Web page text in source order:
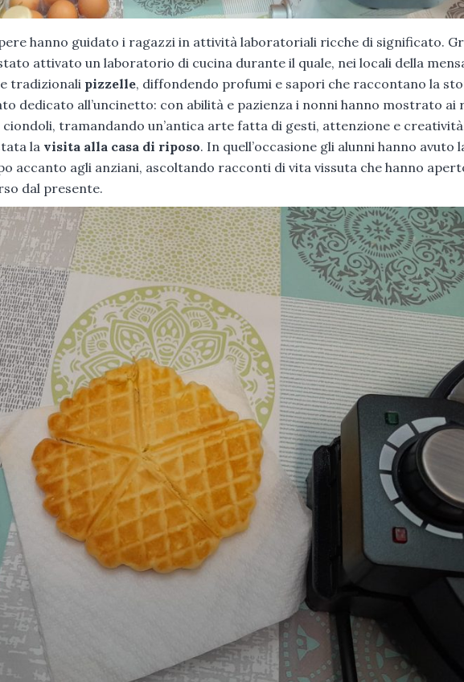
hanno guidato i ragazzi in attività laboratoriali ricche di significato.
attivato un laboratorio di cucina durante il quale, nei locali della
tradizionali pizzelle, diffondendo profumi e sapori che raccontano la
dedicato all’uncinetto: con abilità e pazienza i nonni hanno mostrato ai
tramandando un’antica arte fatta di gesti, attenzione e
la visita alla casa di riposo. In quell’occasione gli alunni hanno avuto
accanto agli anziani, ascoltando racconti di vita vissuta che hanno
dal presente.